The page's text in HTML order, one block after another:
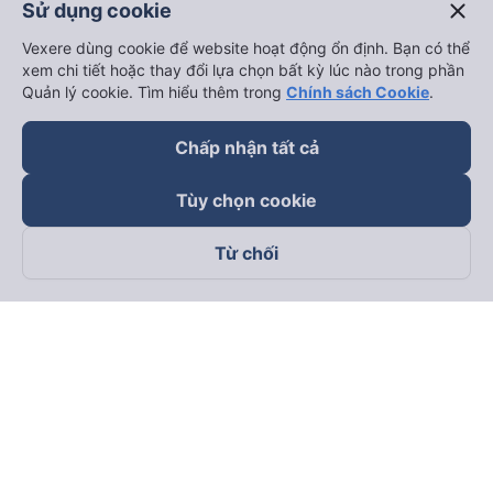
Theo dõi chúng tôi trên
Sử dụng cookie close
Vexere dùng cookie để website hoạt động ổn định. Bạn có thể
xem chi tiết hoặc thay đổi lựa chọn bất kỳ lúc nào trong phần
Quản lý cookie. Tìm hiểu thêm trong Chính sách Cookie.
Chấp nhận tất cả
Tùy chọn cookie
Từ chối